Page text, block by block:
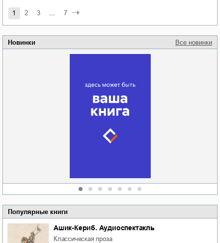
Новинки Все новинки
Популярные книги
Ашик-Кериб. Аудиоспектакль
классическая проза
1 2 3 ... 7